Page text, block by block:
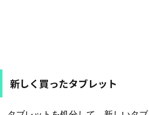
新しく買ったタブレット